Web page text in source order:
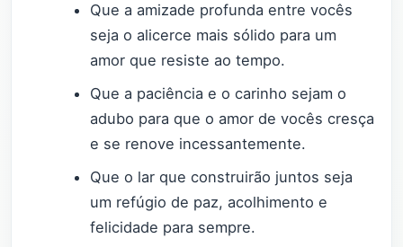
Que a amizade profunda entre vocês
seja o alicerce mais sólido para um
amor que resiste ao tempo.
Que a paciência e o carinho sejam o
adubo para que o amor de vocês cresça
e se renove incessantemente.
Que o lar que construirão juntos seja
um refúgio de paz, acolhimento e
felicidade para sempre.